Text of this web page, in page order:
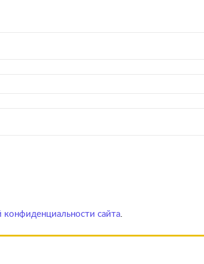
конфиденциальности сайта.